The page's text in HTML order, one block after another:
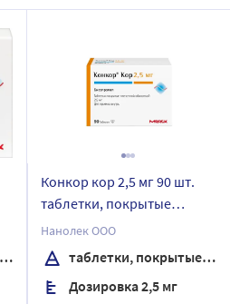
Конкор кор 2,5 мг 90 шт.
таблетки, покрытые
пленочной оболочкой
Нанолек ООО
таблетки, покрытые пленочной оболочкой
Дозировка 2,5 мг